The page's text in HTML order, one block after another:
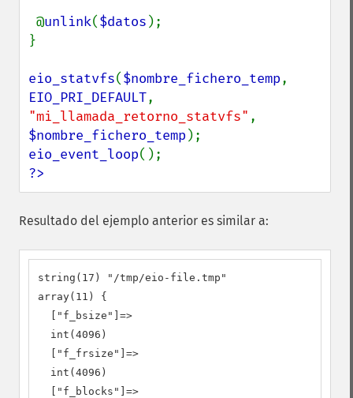
@unlink($datos );
}
eio_statvfs($nombre_fichero_temp
EIO_PRI_DEFAULT
"mi_llamada_retorno_statvfs"
$nombre_fichero_temp
eio_event_loop
?>
Resultado del ejemplo anterior es similar a:
string(17) "/tmp/eio-file.tmp"
array(11) {
  ["f_bsize"]=>
  int(4096)
  ["f_frsize"]=>
  int(4096)
  ["f_blocks"]=>